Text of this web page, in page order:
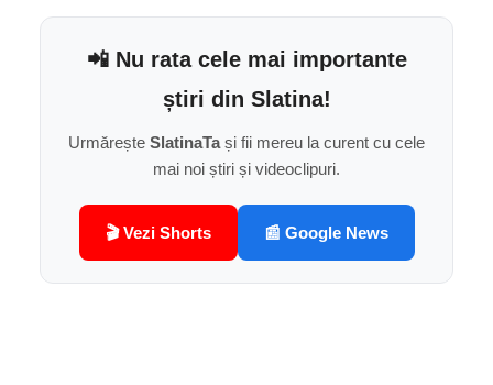
📲 Nu rata cele mai importante
știri din Slatina!
Urmărește SlatinaTași fii mereu la curent cu cele
mai noi știri și videoclipuri.
🎬 Vezi Shorts 📰 Google News